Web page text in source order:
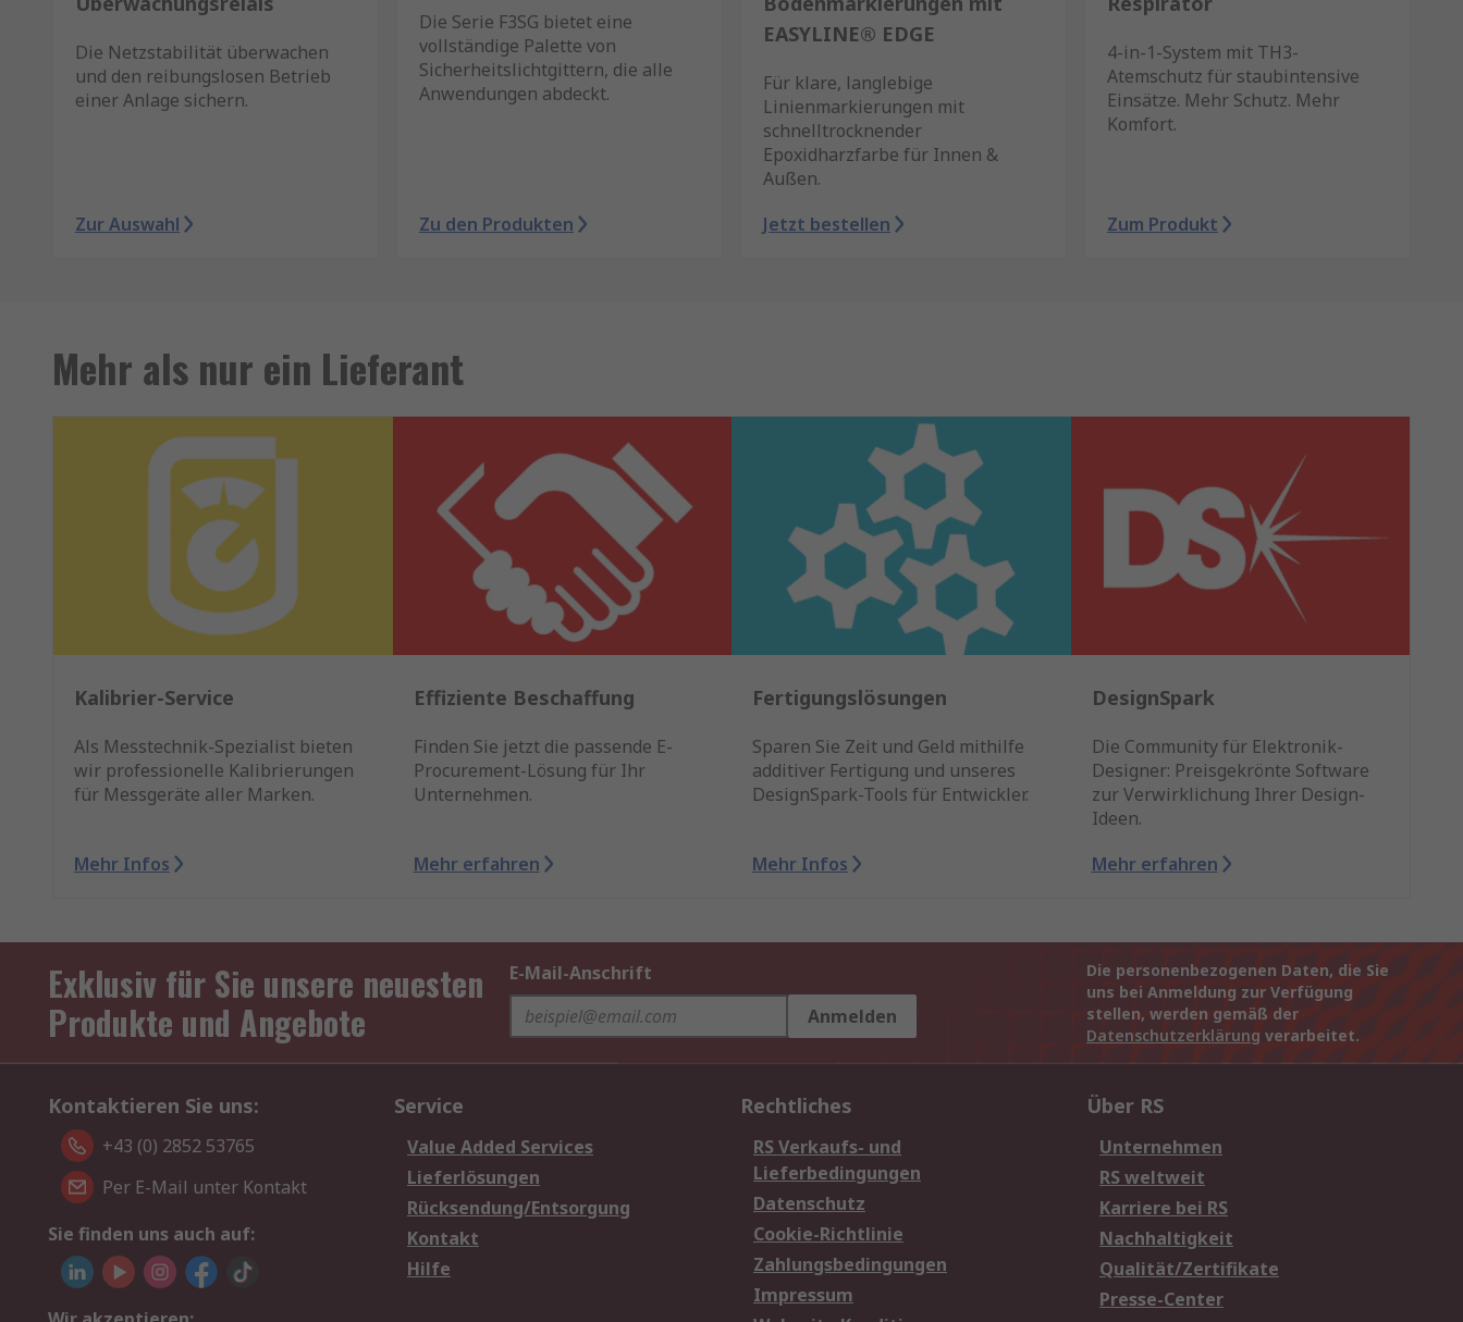
Die Netzstabilität überwachen
und den reibungslosen Betrieb
einer Anlage sichern.
Zur Auswahl
Die Serie F3SG bietet eine
vollständige Palette von
Sicherheitslichtgittern, die alle
Anwendungen abdeckt.
Zu den Produkten
EASYLINE® EDGE
Für klare, langlebige
Linienmarkierungen mit
schnelltrocknender
Epoxidharzfarbe für Innen &
Außen.
Jetzt bestellen
4-in-1-System mit TH3-
Atemschutz für staubintensive
Einsätze. Mehr Schutz. Mehr
Komfort.
Zum Produkt
Mehr als nur ein Lieferant
Kalibrier-Service
Als Messtechnik-Spezialist bieten
wir professionelle Kalibrierungen
für Messgeräte aller Marken.
Mehr Infos
Effiziente Beschaffung
Finden Sie jetzt die passende E-
Procurement-Lösung für Ihr
Unternehmen.
Mehr erfahren
Fertigungslösungen
Sparen Sie Zeit und Geld mithilfe
additiver Fertigung und unseres
DesignSpark-Tools für Entwickler.
Mehr Infos
DesignSpark
Die Community für Elektronik-
Designer: Preisgekrönte Software
zur Verwirklichung Ihrer Design-
Ideen.
Mehr erfahren
Exklusiv für Sie unsere neuesten
Produkte und Angebote
E-Mail-Anschrift
Anmelden
Die personenbezogenen Daten, die Sie
uns bei Anmeldung zur Verfügung
stellen, werden gemäß der
Datenschutzerklärung verarbeitet.
Kontaktieren Sie uns:
+43 (0) 2852 53765
Per E-Mail unter Kontakt
Sie finden uns auch auf:
Service
Value Added Services
Lieferlösungen
Rücksendung/Entsorgung
Kontakt
Hilfe
Rechtliches
RS Verkaufs- und
Lieferbedingungen
Datenschutz
Cookie-Richtlinie
Zahlungsbedingungen
Impressum
Über RS
Unternehmen
RS weltweit
Karriere bei RS
Nachhaltigkeit
Qualität/Zertifikate
Presse-Center